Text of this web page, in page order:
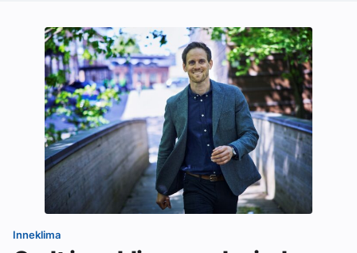
Inneklima